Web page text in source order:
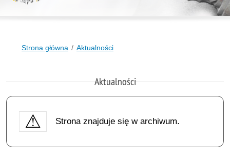
Strona główna Aktualności
Aktualności
Strona znajduje się w archiwum.